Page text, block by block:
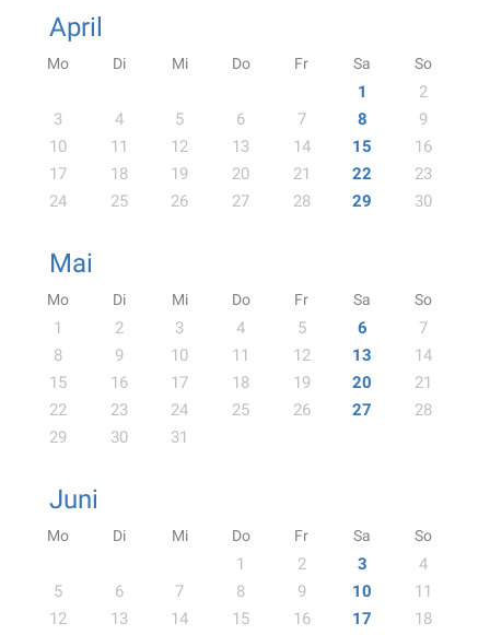
April
Mo Di Mi Do Fr Sa So
1
2
3
4 5 6 7 8
9
10
11 12 13 14 15
16
17
18 19 20 21 22
23
24
25 26 27 28 29 30
Mai
Mo Di Mi Do Fr Sa So
1 2 3 4 5 6
7
8
9 10 11 12 13
14
15
16 17 18 19 20
21
22
23 24 25 26 27
28
29
30 31
Juni
Mo Di Mi Do Fr Sa So
1 2 3
4
5
6 7 8 9 10
11
12
13 14 15 16 17
18